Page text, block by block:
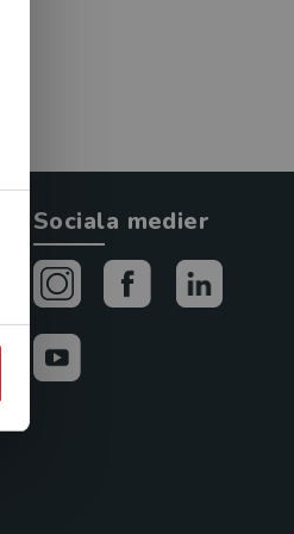
Sociala medier